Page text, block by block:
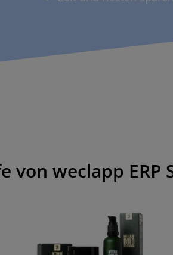
weclapp ERP